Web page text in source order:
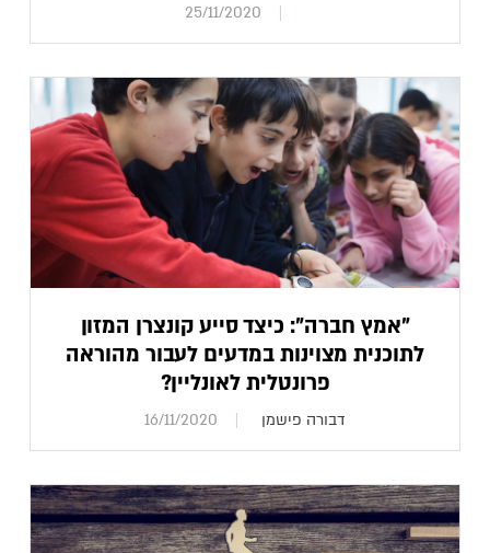
25/11/2020
"אמץ חברה": כיצד סייע קונצרן המזון
לתוכנית מצוינות במדעים לעבור מהוראה
פרונטלית לאונליין?
דבורה פישמן 16/11/2020